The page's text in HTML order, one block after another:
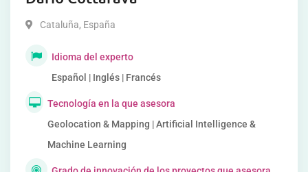
Cataluña, España
Idioma del experto
Español | Inglés | Francés
Tecnología en la que asesora
Geolocation & Mapping | Artificial Intelligence &
Machine Learning